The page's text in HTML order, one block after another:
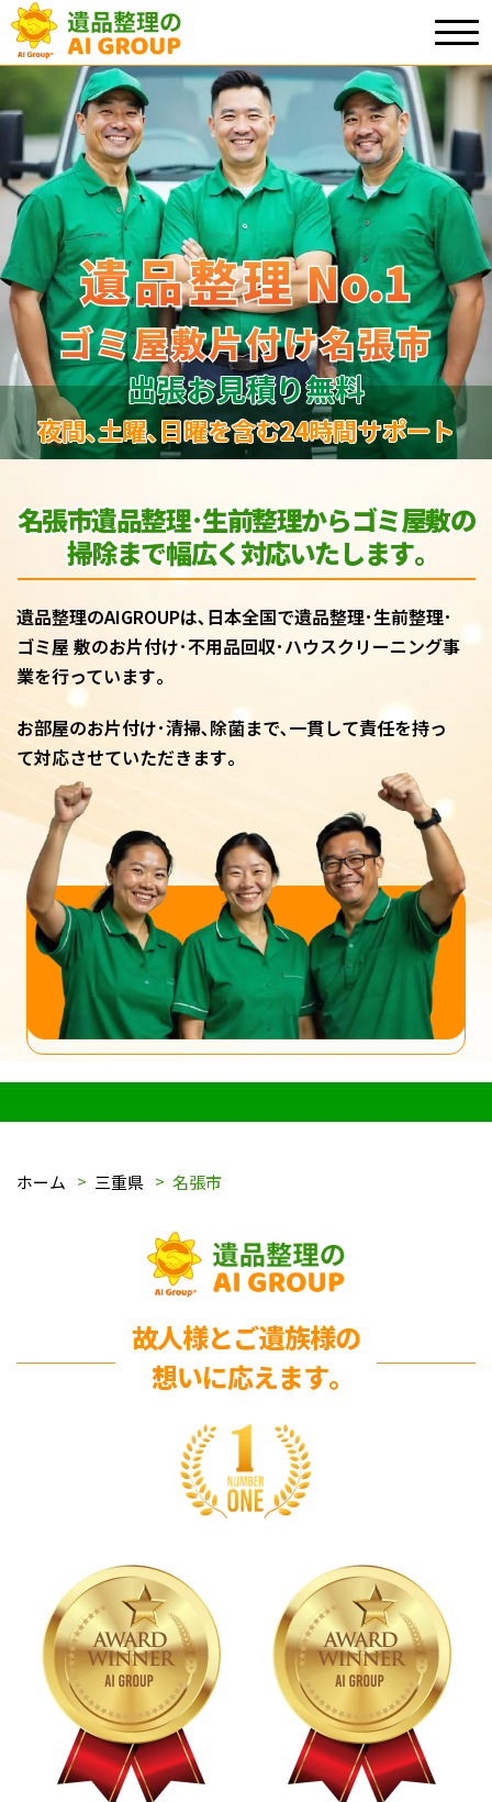
遺品整理No.1
ゴミ屋敷片付け名張市
遺品整理No.1
ゴミ屋敷片付け名張市
出張お見積り無料
夜間､土曜､日曜を含む24時間サポート
名張市遺品整理･生前整理からゴミ屋敷の
掃除まで幅広く対応いたします｡
遺品整理のAIGROUPは､日本全国で遺品整理･生前整理･
ゴミ屋 敷のお片付け･不用品回収･ハウスクリーニング事
業を行っています｡
お部屋のお片付け･清掃､除菌まで､一貫して責任を持っ
て対応させていただきます｡
ホーム 三重県 名張市
故人様とご遺族様の
想いに応えます｡